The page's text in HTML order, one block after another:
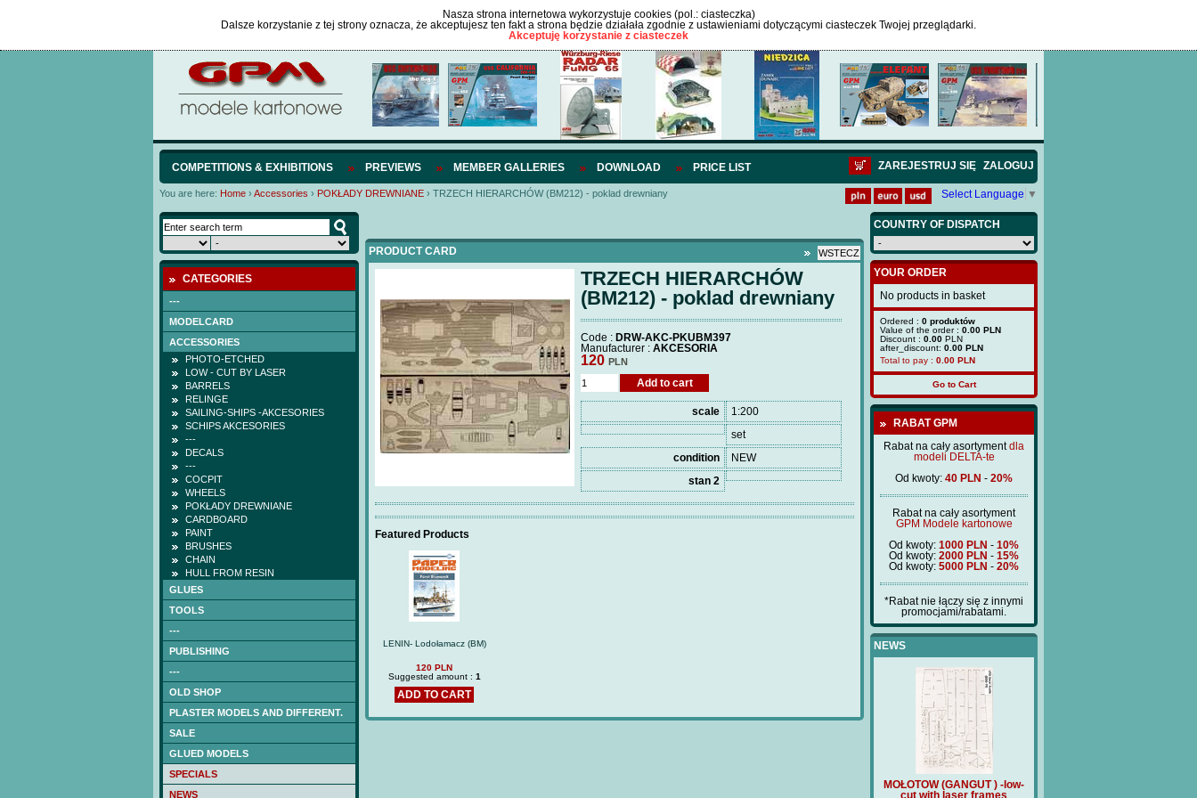
Nasza strona internetowa wykorzystuje cookies (pol.: ciasteczka)
Dalsze korzystanie z tej strony oznacza, że akceptujesz ten fakt a strona będzie działała zgodnie z ustawieniami dotyczącymi ciasteczek Twojej przeglądarki.
Akceptuję korzystanie z ciasteczek
COMPETITIONS & EXHIBITIONS PREVIEWS MEMBER GALLERIES DOWNLOAD PRICE LIST ZALOGUJ
ZAREJESTRUJ SIĘ
You are here: Home › Accessories › POKŁADY DREWNIANE › TRZECH HIERARCHÓW (BM212) - poklad drewniany Select Language ▼
CATEGORIES
---
MODELCARD
ACCESSORIES
PHOTO-ETCHED
LOW - CUT BY LASER
BARRELS
RELINGE
SAILING-SHIPS -AKCESORIES
SCHIPS AKCESORIES
---
DECALS
---
COCPIT
WHEELS
POKŁADY DREWNIANE
CARDBOARD
PAINT
BRUSHES
CHAIN
HULL FROM RESIN
GLUES
TOOLS
---
PUBLISHING
---
OLD SHOP
PLASTER MODELS AND DIFFERENT.
SALE
GLUED MODELS
SPECIALS
NEWS
PRODUCT CARD
TRZECH HIERARCHÓW
(BM212) - poklad drewniany
Code : DRW-AKC-PKUBM397
Manufacturer : AKCESORIA
120 PLN
Add to cart
scale
1:200
set
condition
NEW
stan 2
Featured Products
LENIN- Lodołamacz (BM)
120 PLN
Suggested amount : 1
ADD TO CART
COUNTRY OF DISPATCH
YOUR ORDER
No products in basket
Ordered : 0 produktów
Value of the order : 0.00 PLN
Discount : 0.00 PLN
after_discount: 0.00 PLN
Total to pay : 0.00 PLN
Go to Cart
RABAT GPM
Rabat na cały asortymentdla
modeli DELTA-te
Od kwoty: 40 PLN - 20%
Rabat na cały asortyment
GPM Modele kartonowe
Od kwoty: 1000 PLN - 10%
Od kwoty: 2000 PLN - 15%
Od kwoty: 5000 PLN - 20%
*Rabat nie łączy się z innymi
promocjami/rabatami.
NEWS
MOŁOTOW (GANGUT ) -low-
cut with laser frames